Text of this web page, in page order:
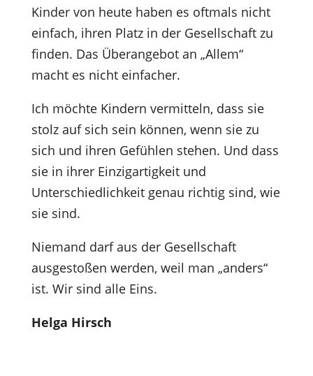
Kinder von heute haben es oftmals nicht
einfach, ihren Platz in der Gesellschaft zu
finden. Das Überangebot an „Allem“
macht es nicht einfacher.
Ich möchte Kindern vermitteln, dass sie
stolz auf sich sein können, wenn sie zu
sich und ihren Gefühlen stehen. Und dass
sie in ihrer Einzigartigkeit und
Unterschiedlichkeit genau richtig sind, wie
sie sind.
Niemand darf aus der Gesellschaft
ausgestoßen werden, weil man „anders“
ist. Wir sind alle Eins.
Helga Hirsch